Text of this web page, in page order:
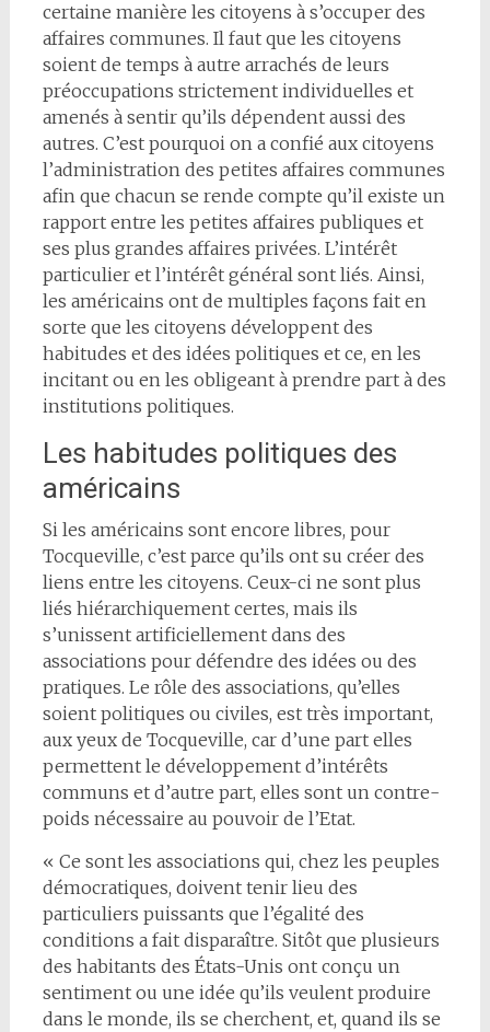
certaine manière les citoyens à s’occuper des
affaires communes. Il faut que les citoyens
soient de temps à autre arrachés de leurs
préoccupations strictement individuelles et
amenés à sentir qu’ils dépendent aussi des
autres. C’est pourquoi on a confié aux citoyens
l’administration des petites affaires communes
afin que chacun se rende compte qu’il existe un
rapport entre les petites affaires publiques et
ses plus grandes affaires privées. L’intérêt
particulier et l’intérêt général sont liés. Ainsi,
les américains ont de multiples façons fait en
sorte que les citoyens développent des
habitudes et des idées politiques et ce, en les
incitant ou en les obligeant à prendre part à des
institutions politiques.
Les habitudes politiques des
américains
Si les américains sont encore libres, pour
Tocqueville, c’est parce qu’ils ont su créer des
liens entre les citoyens. Ceux-ci ne sont plus
liés hiérarchiquement certes, mais ils
s’unissent artificiellement dans des
associations pour défendre des idées ou des
pratiques. Le rôle des associations, qu’elles
soient politiques ou civiles, est très important,
aux yeux de Tocqueville, car d’une part elles
permettent le développement d’intérêts
communs et d’autre part, elles sont un contre-
poids nécessaire au pouvoir de l’Etat.
« Ce sont les associations qui, chez les peuples
démocratiques, doivent tenir lieu des
particuliers puissants que l’égalité des
conditions a fait disparaître. Sitôt que plusieurs
des habitants des États-Unis ont conçu un
sentiment ou une idée qu’ils veulent produire
dans le monde, ils se cherchent, et, quand ils se